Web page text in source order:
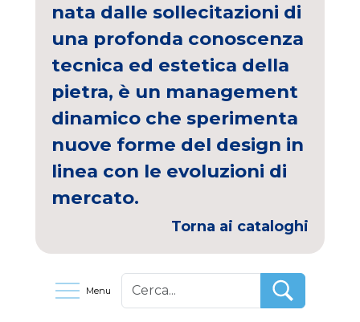
nata dalle sollecitazioni di
una profonda conoscenza
tecnica ed estetica della
pietra, è un management
dinamico che sperimenta
nuove forme del design in
linea con le evoluzioni di
mercato.
Torna ai cataloghi